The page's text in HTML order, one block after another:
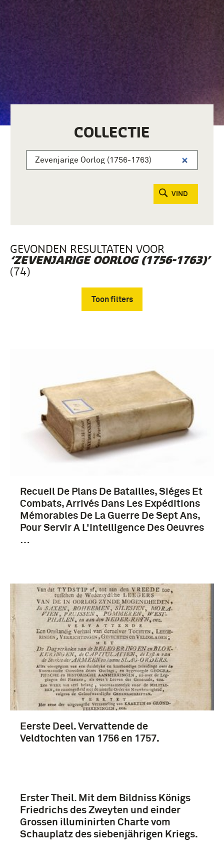
COLLECTIE
VIND
GEVONDEN RESULTATEN VOOR
‘ZEVENJARIGE OORLOG (1756-1763)’
(74)
Toon filters
boek (68)
dagboek (3)
Zevenjarige Oorlog (1756-1763) (65)
1751-1800 (43)
Frederik II (koning van Pruisen) (3)
Reden, von (3)
Duitsland (17)
Pruisen (koninkrijk) (10)
Verenigd Koninkrijk (8)
Europa (5)
Meer
Recueil De Plans De Batailles, Siéges Et
Combats, Arrivés Dans Les Expéditions
Mémorables De La Guerre De Sept Ans,
Pour Servir A L'Intelligence Des Oeuvres
…
Eerste Deel. Vervattende de
Veldtochten van 1756 en 1757.
Erster Theil. Mit dem Bildniss Königs
Friedrichs des Zweyten und einder
Grossen illuminirten Charte vom
Schauplatz des siebenjährigen Kriegs.